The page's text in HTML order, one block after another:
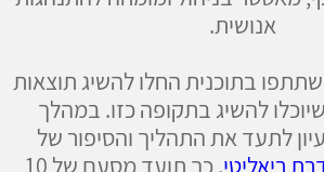
אנושית.
בתוכנית החלו להשיג תוצאות
להשיג בתקופה כזו. במהלך
לתעד את התהליך והסיפור של